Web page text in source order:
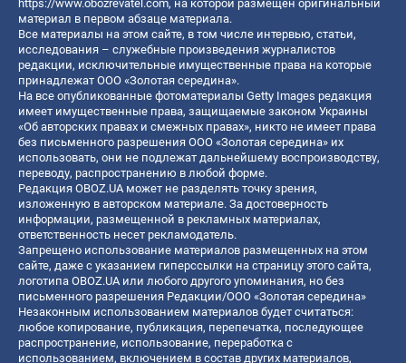
https://www.obozrevatel.com, на которой размещен оригинальный
материал в первом абзаце материала.
Все материалы на этом сайте, в том числе интервью, статьи,
исследования – служебные произведения журналистов
редакции, исключительные имущественные права на которые
принадлежат ООО «Золотая середина».
На все опубликованные фотоматериалы Getty Images редакция
имеет имущественные права, защищаемые законом Украины
«Об авторских правах и смежных правах», никто не имеет права
без письменного разрешения ООО «Золотая середина» их
использовать, они не подлежат дальнейшему воспроизводству,
переводу, распространению в любой форме.
Редакция OBOZ.UA может не разделять точку зрения,
изложенную в авторском материале. За достоверность
информации, размещенной в рекламных материалах,
ответственность несет рекламодатель.
Запрещено использование материалов размещенных на этом
сайте, даже с указанием гиперссылки на страницу этого сайта,
логотипа OBOZ.UA или любого другого упоминания, но без
письменного разрешения Редакции/ООО «Золотая середина»
Незаконным использованием материалов будет считаться:
любое копирование, публикация, перепечатка, последующее
распространение, использование, переработка с
использованием, включением в состав других материалов,